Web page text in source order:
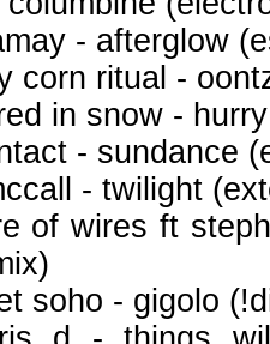
- afterglow
corn ritual -
in snow -
- sundance
- twilight
of wires ft
soho - gigolo